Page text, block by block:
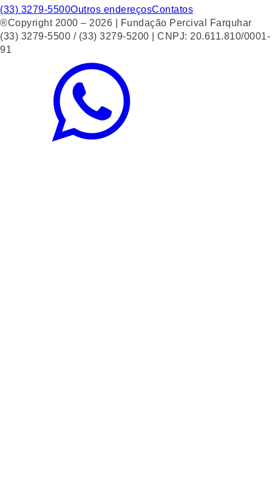
(33) 3279-5500Outros endereçosContatos
®Copyright 2000 – 2026 | Fundação Percival Farquhar
(33) 3279-5500 / (33) 3279-5200 | CNPJ: 20.611.810/0001-
91